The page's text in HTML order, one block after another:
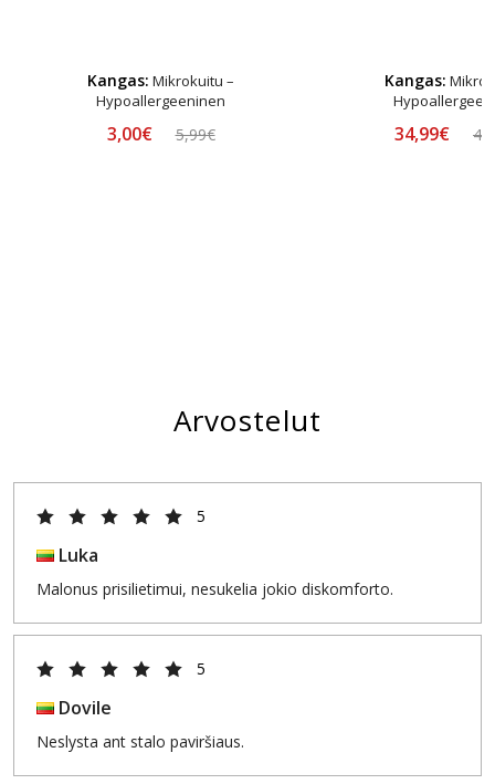
Kangas: Mikrokuitu –
Hypoallergeeninen
3,00€ 5,99€
Kangas:
34,99€
Arvostelut
5
Luka
Malonus prisilietimui, nesukelia jokio diskomforto.
5
Dovile
Neslysta ant stalo paviršiaus.